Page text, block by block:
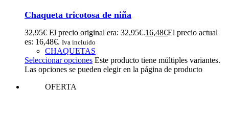
Chaqueta tricotosa de niña
32,95€ El precio original era: 32,95€.16,48€El precio actual
es: 16,48€. Iva incluido
CHAQUETAS
Seleccionar opciones Este producto tiene múltiples variantes.
Las opciones se pueden elegir en la página de producto
OFERTA